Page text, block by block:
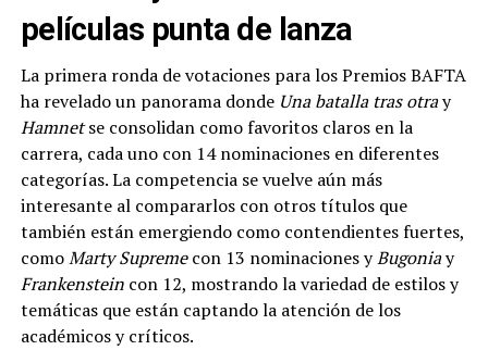
películas punta de lanza
La primera ronda de votaciones para los Premios BAFTA
ha revelado un panorama donde Una batalla tras otray
Hamnetse consolidan como favoritos claros en la
carrera, cada uno con 14 nominaciones en diferentes
categorías. La competencia se vuelve aún más
interesante al compararlos con otros títulos que
también están emergiendo como contendientes fuertes,
comoMarty Supremecon 13 nominaciones yBugoniay
Frankensteincon 12, mostrando la variedad de estilos y
temáticas que están captando la atención de los
académicos y críticos.